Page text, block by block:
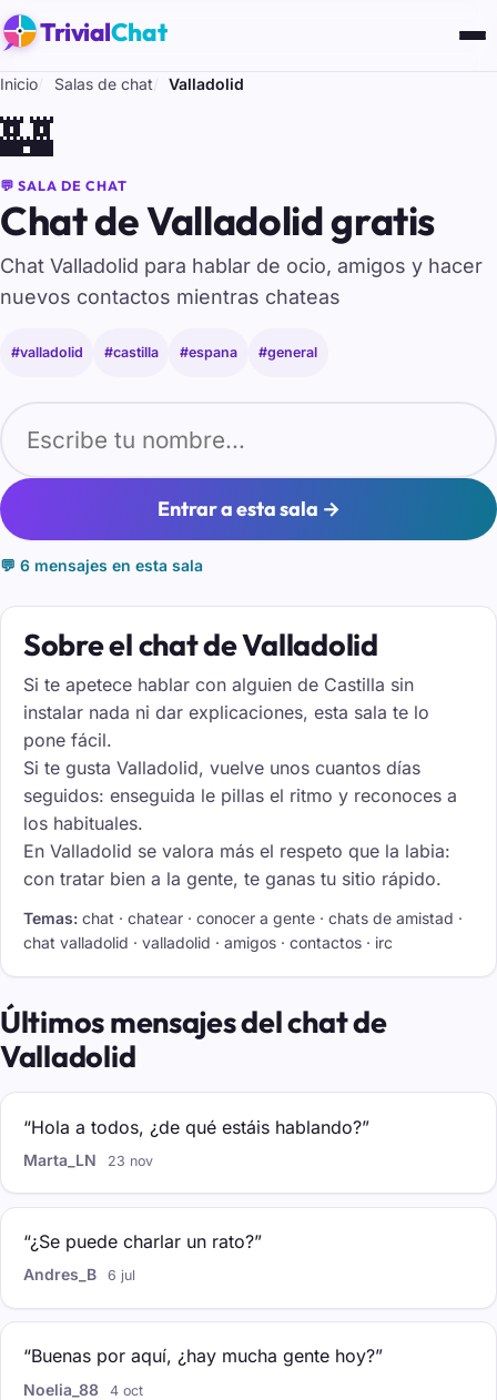
TrivialChat
Inicio Salas de chat Valladolid
🏰
💬 SALA DE CHAT
Chat de Valladolid gratis
Chat Valladolid para hablar de ocio, amigos y hacer
nuevos contactos mientras chateas
#valladolid #castilla #espana #general
Entrar a esta sala →
💬 6 mensajes en esta sala
Sobre el chat de Valladolid
Si te apetece hablar con alguien de Castilla sin
instalar nada ni dar explicaciones, esta sala te lo
pone fácil.
Si te gusta Valladolid, vuelve unos cuantos días
seguidos: enseguida le pillas el ritmo y reconoces a
los habituales.
En Valladolid se valora más el respeto que la labia:
con tratar bien a la gente, te ganas tu sitio rápido.
Temas: chat · chatear · conocer a gente · chats de amistad ·
chat valladolid · valladolid · amigos · contactos · irc
Últimos mensajes del chat de
Valladolid
“Hola a todos, ¿de qué estáis hablando?”
Marta_LN 23 nov
“¿Se puede charlar un rato?”
Andres_B 6 jul
“Buenas por aquí, ¿hay mucha gente hoy?”
Noelia_88 4 oct